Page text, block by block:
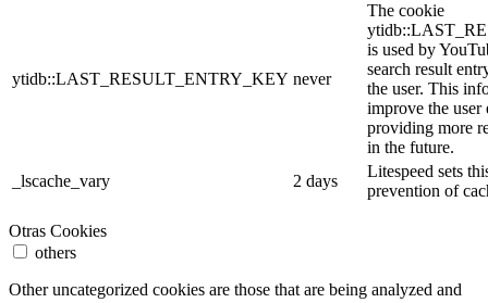
ytidb::LAST_RESULT_ENTRY_KEY never
The cookie
is used by
search result
the user. This
improve the user
providing more
in the future.
_lscache_vary
2 days
Litespeed sets
prevention of
Otras Cookies
others
Other uncategorized cookies are those that are being analyzed and